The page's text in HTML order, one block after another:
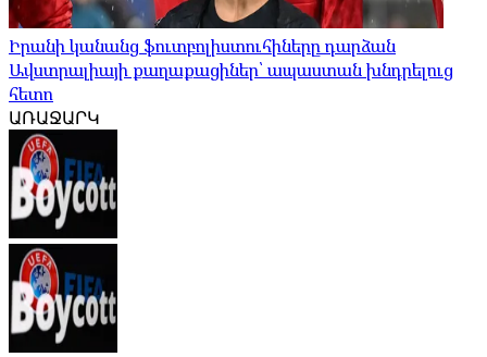
Իրանի կանանց ֆուտբոլիստուհիները դարձան
Ավստրալիայի քաղաքացիներ՝ ապաստան խնդրելուց
հետո
ԱՌԱՋԱՐԿ